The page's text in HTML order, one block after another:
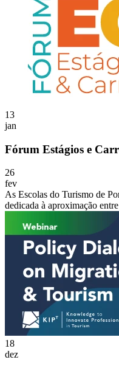
13
jan
Fórum Estágios e
26
fev
As Escolas do Turismo de
dedicada à aproximação
18
dez